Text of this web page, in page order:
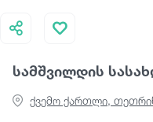
რა ვნახოთ
გიდები
სამშვილდის
ქვემო ქართლი,